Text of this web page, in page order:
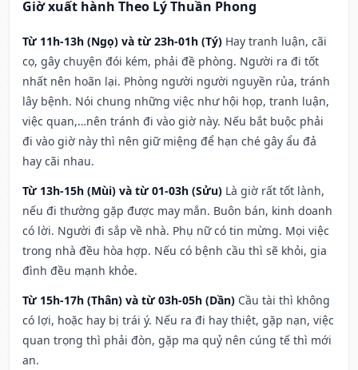
Giờ xuất hành Theo Lý Thuần Phong
Từ 11h-13h (Ngọ) và từ 23h-01h (Tý) Hay tranh luận, cãi
cọ, gây chuyện đói kém, phải đề phòng. Người ra đi tốt
nhất nên hoãn lại. Phòng người người nguyền rủa, tránh
lây bệnh. Nói chung những việc như hội họp, tranh luận,
việc quan,…nên tránh đi vào giờ này. Nếu bắt buộc phải
đi vào giờ này thì nên giữ miệng để hạn ché gây ẩu đả
hay cãi nhau.
Từ 13h-15h (Mùi) và từ 01-03h (Sửu) Là giờ rất tốt lành,
nếu đi thường gặp được may mắn. Buôn bán, kinh doanh
có lời. Người đi sắp về nhà. Phụ nữ có tin mừng. Mọi việc
trong nhà đều hòa hợp. Nếu có bệnh cầu thì sẽ khỏi, gia
đình đều mạnh khỏe.
Từ 15h-17h (Thân) và từ 03h-05h (Dần) Cầu tài thì không
có lợi, hoặc hay bị trái ý. Nếu ra đi hay thiệt, gặp nạn, việc
quan trọng thì phải đòn, gặp ma quỷ nên cúng tế thì mới
an.